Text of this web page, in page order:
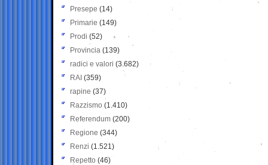
Presepe (14)
Primarie (149)
Prodi (52)
Provincia (139)
radici e valori (3.682)
RAI (359)
rapine (37)
Razzismo (1.410)
Referendum (200)
Regione (344)
Renzi (1.521)
Repetto (46)